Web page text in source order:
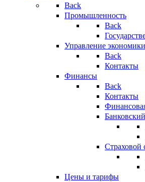
Back
Промышленность
Back
Управление экономики
Back
Контакты
Финансы
Back
Контакты
Страховой
Цены и тарифы